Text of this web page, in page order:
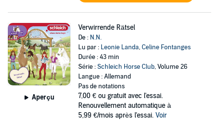
Aperçu
Verwirrende Rätsel
De : N.N.
Lu par : Leonie Landa,Celine Fontanges
Durée : 43 min
Série :Schleich Horse Club, Volume 26
Langue : Allemand
Pas de notations
7,00 € ou gratuit avec l'essai.
Renouvellement automatique à
5,99 €/mois après l'essai. Voir